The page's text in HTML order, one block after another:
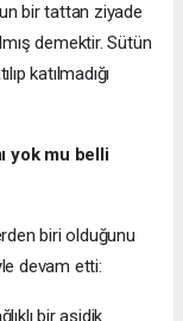
bir tattan ziyade
demektir. Sütün
katılmadığı
yok mu belli
biri olduğunu
devam etti: